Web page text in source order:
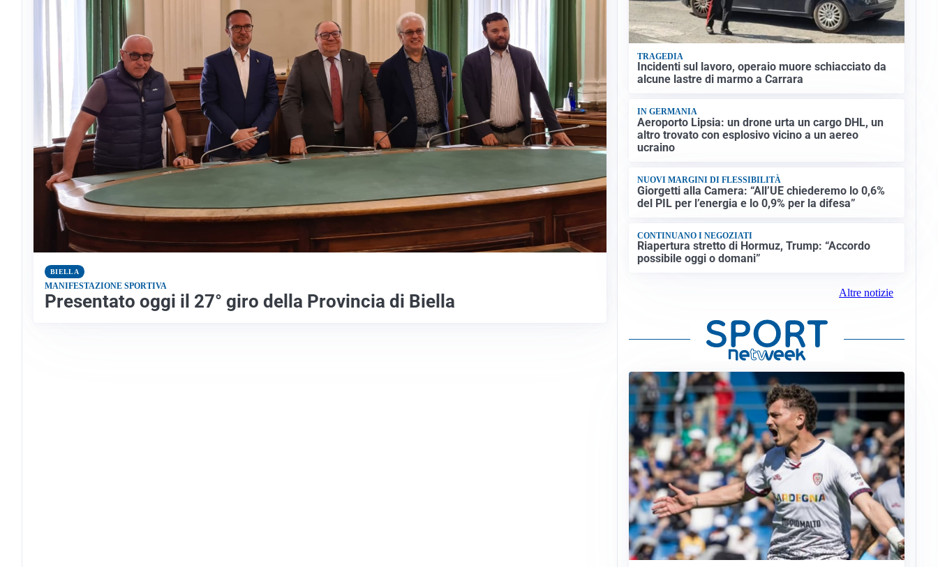
BIELLA
MANIFESTAZIONE SPORTIVA
Presentato oggi il 27° giro della Provincia di Biella
TRAGEDIA
Incidenti sul lavoro, operaio muore schiacciato da
alcune lastre di marmo a Carrara
IN GERMANIA
Aeroporto Lipsia: un drone urta un cargo DHL, un
altro trovato con esplosivo vicino a un aereo
ucraino
NUOVI MARGINI DI FLESSIBILITÀ
Giorgetti alla Camera: “All’UE chiederemo lo 0,6%
del PIL per l’energia e lo 0,9% per la difesa”
CONTINUANO I NEGOZIATI
Riapertura stretto di Hormuz, Trump: “Accordo
possibile oggi o domani”
Altre notizie